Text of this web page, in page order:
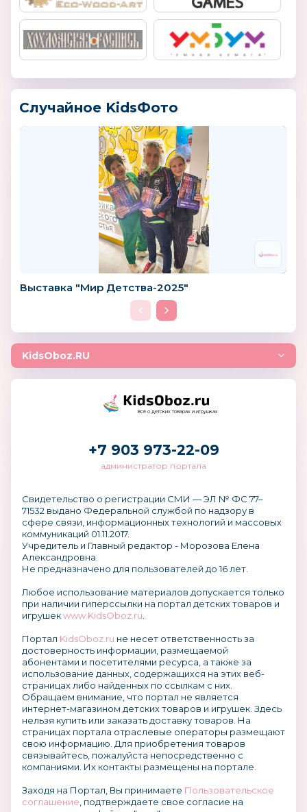
Случайное KidsФото
Выставка "Мир Детства-2025"
KidsOboz.RU
Всё о детских товарах и игрушках
+7 903 973-22-09
администратор портала
Свидетельство о регистрации СМИ — ЭЛ № ФС 77–
71532 выдано Федеральной службой по надзору в
сфере связи, информационных технологий и массовых
коммуникаций 01.11.2017.
Учредитель и Главный редактор - Морозова Елена
Александровна.
Не предназначено для пользователей до 16 лет.
Любое использование материалов допускается только
при наличии гиперссылки на портал детских товаров и
игрушекwww.KidsOboz.ru
Портал KidsOboz.ru не несет ответственность за
достоверность информации, размещаемой
абонентами и посетителями ресурса, а также за
использование данных, содержащихся на этих веб-
страницах либо найденных по ссылкам с них.
Обращаем внимание, что портал не является
интернет-магазином детских товаров и игрушек. Здесь
нельзя купить или заказать доставку товаров. На
страницах портала отраслевые операторы размещают
свою информацию. Для приобретения товаров
связывайтесь, пожалуйста непосредственно с
компаниями. Их контакты размещены на портале.
Заходя на Портал, Вы принимаете Пользовательское
соглашение , подтверждаете свое согласие на